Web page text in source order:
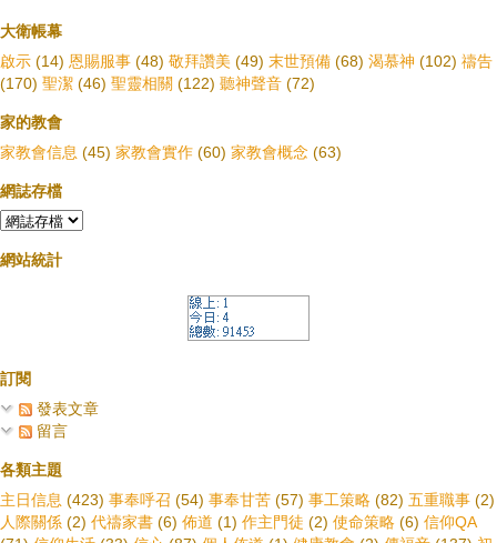
大衛帳幕
啟示 (14) 恩賜服事 (48) 敬拜讚美 (49) 末世預備 (68) 渴慕神 (102) 禱告
(170) 聖潔 (46) 聖靈相關 (122) 聽神聲音 (72)
家的教會
家教會信息 (45) 家教會實作 (60) 家教會概念 (63)
網誌存檔
網站統計
訂閱
發表文章
留言
各類主題
主日信息 (423) 事奉呼召 (54) 事奉甘苦 (57) 事工策略 (82) 五重職事 (2)
人際關係 (2) 代禱家書 (6) 佈道 (1) 作主門徒 (2) 使命策略 (6) 信仰QA